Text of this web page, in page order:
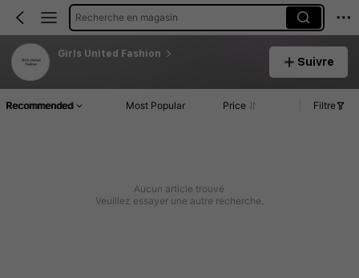
Recherche en magasin
Girls United Fashion
Suivre
Recommended Most Popular Price Filtre
Aucun article trouvé
Veuillez essayer une autre recherche.